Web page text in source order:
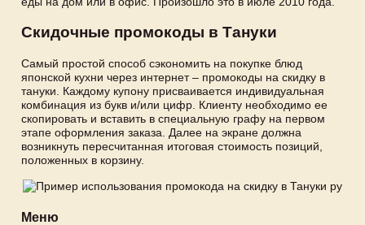
Скидочные промокоды в Тануки
Самый простой способ сэкономить на покупке блюд
японской кухни через интернет – промокоды на скидку в
тануки. Каждому купону присваивается индивидуальная
комбинация из букв и/или цифр. Клиенту необходимо ее
скопировать и вставить в специальную графу на первом
этапе оформления заказа. Далее на экране должна
возникнуть пересчитанная итоговая стоимость позиций,
положенных в корзину.
Меню